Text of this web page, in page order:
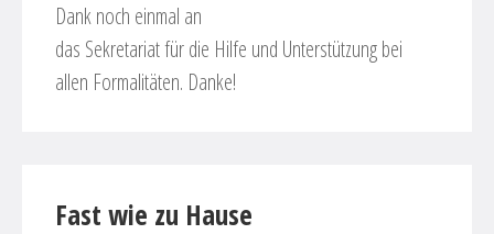
Dank noch einmal an
das Sekretariat für die Hilfe und Unterstützung bei
allen Formalitäten. Danke!
Fast wie zu Hause